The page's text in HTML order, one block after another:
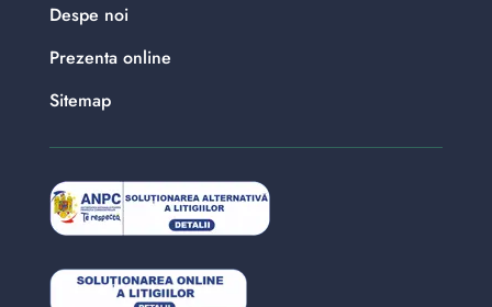
Despe noi
Prezenta online
Sitemap